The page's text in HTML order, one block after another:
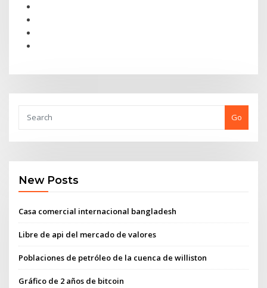
Go
New Posts
Casa comercial internacional bangladesh
Libre de api del mercado de valores
Poblaciones de petróleo de la cuenca de williston
Gráfico de 2 años de bitcoin